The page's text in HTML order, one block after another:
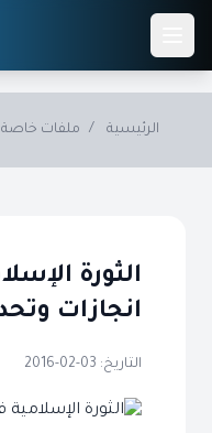
Skip to main content
الرئيسية / ملفات خاصة
الثورة
انجازات
التاريخ: 03-02-2016